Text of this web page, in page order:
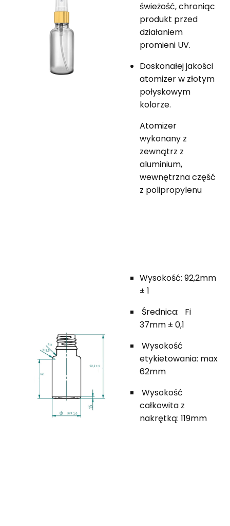
świeżość, chroniąc
produkt przed
działaniem
promieni UV.
Doskonałej jakości
atomizer w złotym
połyskowym
kolorze.
Atomizer
wykonany z
zewnątrz z
aluminium,
wewnętrzna część
z polipropylenu
Wysokość: 92,2mm
± 1
Średnica: Fi
37mm ± 0,1
Wysokość
etykietowania: max
62mm
Wysokość
całkowita z
nakrętką: 119mm